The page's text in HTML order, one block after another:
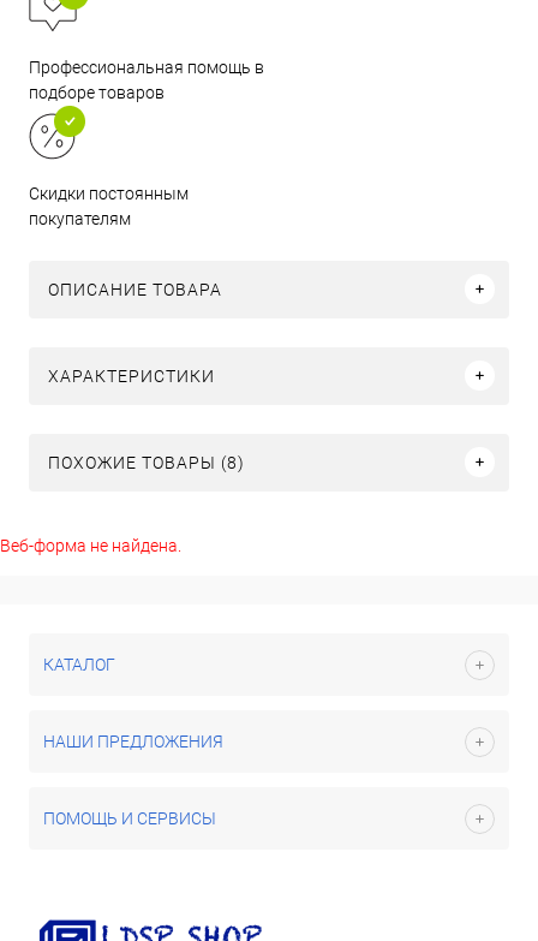
Профессиональная помощь в
подборе товаров
Скидки постоянным
покупателям
ОПИСАНИЕ ТОВАРА
ХАРАКТЕРИСТИКИ
ПОХОЖИЕ ТОВАРЫ (8)
Веб-форма не найдена.
КАТАЛОГ
НАШИ ПРЕДЛОЖЕНИЯ
ПОМОЩЬ И СЕРВИСЫ